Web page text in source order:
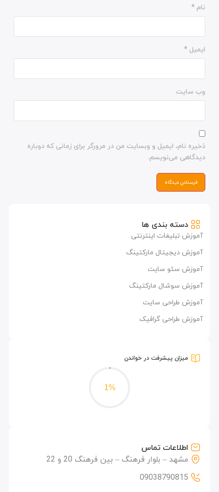
دسته بندی ها
آموزش تبلیغات اینترنتی
آموزش دیجیتال مارکتینگ
آموزش سئو سایت
آموزش سوشال مارکتینگ
آموزش طراحی سایت
آموزش طراحی گرافیک
میزان پیشرفت در خواندن
1%
اطلاعات تماس
مشهد – بلوار فرهنگ – بین فرهنگ 20 و 22
09038790815
نام *
ایمیل *
وب‌ سایت
ذخیره نام، ایمیل و وبسایت من در مرورگر برای زمانی که دوباره
دیدگاهی می‌نویسم.